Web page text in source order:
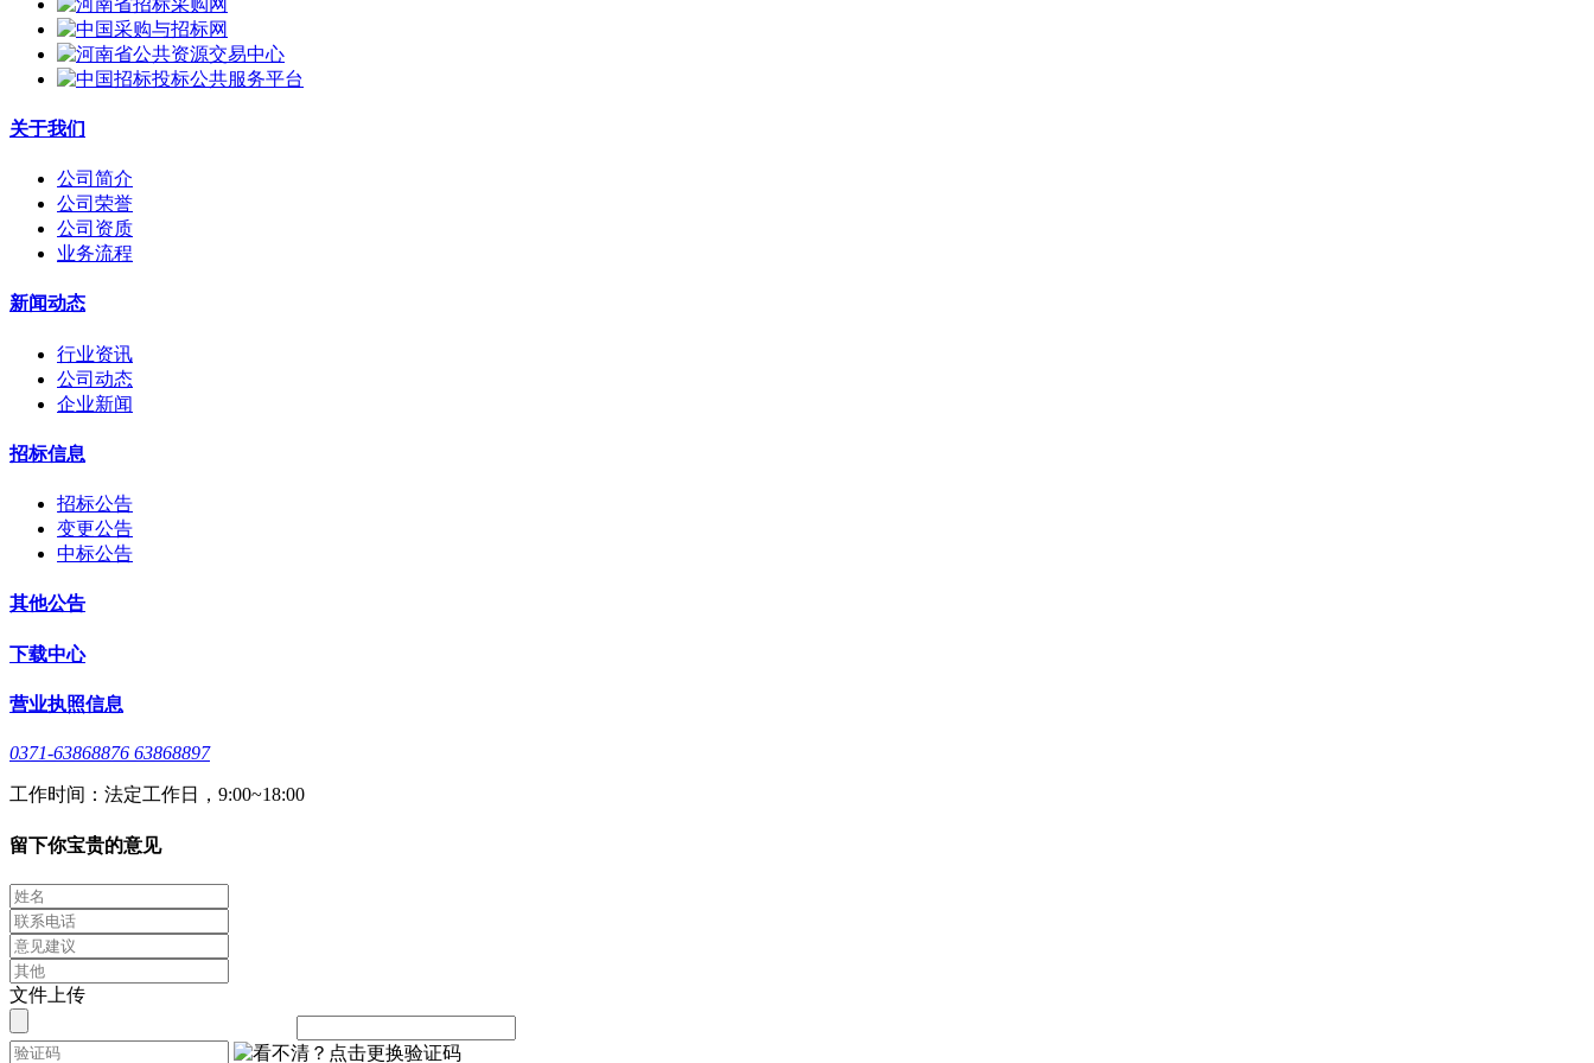
关于我们
公司简介
公司荣誉
公司资质
业务流程
新闻动态
行业资讯
公司动态
企业新闻
招标信息
招标公告
变更公告
中标公告
其他公告
下载中心
营业执照信息
0371-63868876 63868897
工作时间：法定工作日，9:00~18:00
留下你宝贵的意见
文件上传